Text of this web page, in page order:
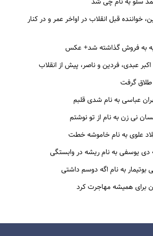
خواننده قبل انقلاب در اواخر عمر و در کنار
به فروش گذاشته شد+ عکس
عبدی، فردین و ناصر، پیش از انقلاب
طلاق گرفت
عباسی به نام شدی قلبم
نی زن به نام از تو نوشتم
علوی به نام خاموشه خطت
دی یوسفی به نام ریشه در وابستگی
بوتیمار به نام اگه دوسم داشتی
برای همیشه مهاجرت کرد